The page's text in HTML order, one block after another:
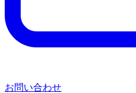
お問い合わせ